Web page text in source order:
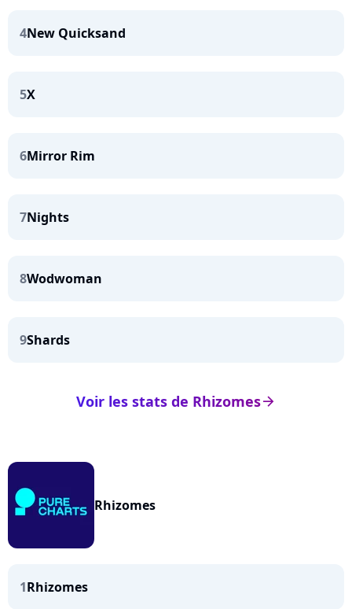
4New Quicksand
5X
6Mirror Rim
7Nights
8Wodwoman
9Shards
arrow_right
Voir les stats de Rhizomes
Rhizomes
1Rhizomes